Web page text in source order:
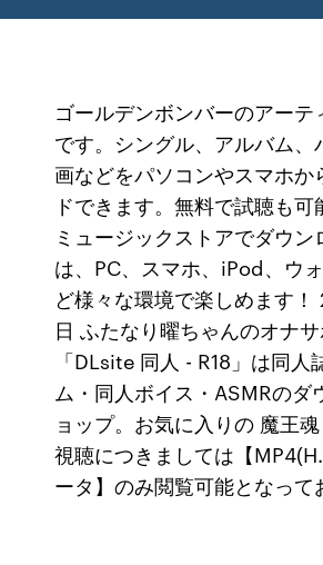
ゴールデンボンバーのアーテ
です。シングル、アルバム、
画などをパソコンやスマホか
ドできます。無料で試聴も可
ミュージックストアでダウン
は、PC、スマホ、iPod、ウ
ど様々な環境で楽しめます！
日 ふたなり曜ちゃんのオナ
「DLsite 同人 - R18」は同人
ム・同人ボイス・ASMRのダ
ョップ。お気に入りの 魔王
視聴につきましては【
ータ】のみ閲覧可能となって